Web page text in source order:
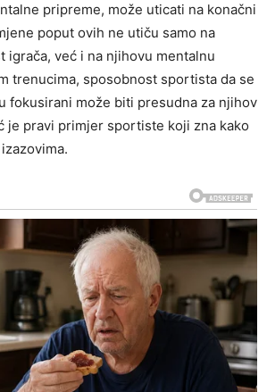
pripreme, može uticati na konačni
poput ovih ne utiču samo na
igrača, već i na njihovu mentalnu
trenucima, sposobnost sportista da se
fokusirani može biti presudna za njihov
je pravi primjer sportiste koji zna kako